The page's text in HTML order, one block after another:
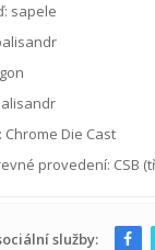
sapele
Chrome Die Cast
provedení: CSB
služby: